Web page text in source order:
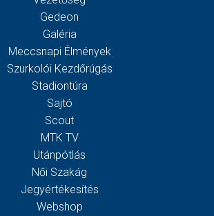
Gedeon
Galéria
Meccsnapi Élmények
Szurkolói Kezdőrúgás
Stadiontúra
Sajtó
Scout
MTK TV
Utánpótlás
Női Szakág
Jegyértékesítés
Webshop